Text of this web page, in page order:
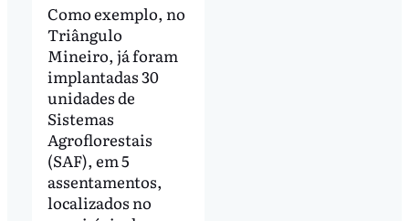
Como exemplo, no
Triângulo
Mineiro, já foram
implantadas 30
unidades de
Sistemas
Agroflorestais
(SAF), em 5
assentamentos,
localizados no